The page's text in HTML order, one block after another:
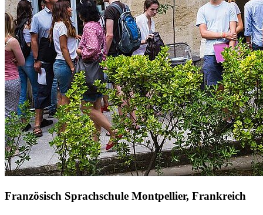
Französisch Sprachschule Montpellier, Frankreich